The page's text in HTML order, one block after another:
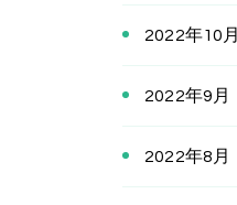
2022年10月
2022年9月
2022年8月